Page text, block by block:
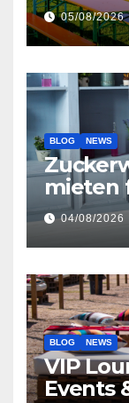
05/08/2026
BLOG NEWS
mieten
04/08/2026
BLOG NEWS
VIP
Events